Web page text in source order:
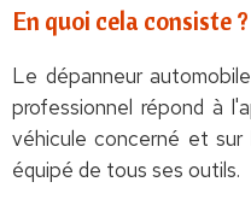
En quoi cela consiste ?
Le dépanneur
professionnel répond à
véhicule concerné et
équipé de tous ses outils.